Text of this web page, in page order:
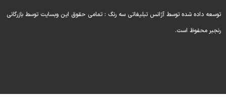
توسعه داده شده توسط آژانس تبلیغاتی سه رنگ : تمامی حقوق این وبسایت توسط بازرگانی
رنجبر محفوظ است.